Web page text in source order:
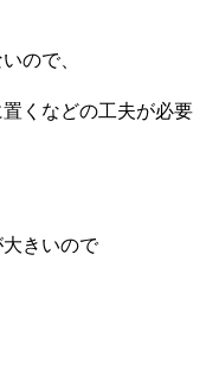
ので、
くなどの工夫が必要
きいので